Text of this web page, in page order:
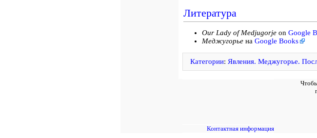
Литература
Our Lady of Medjugorje on Google
Меджугорье на Google Books
Категории: Явления. Меджугорье.
Контактная информация